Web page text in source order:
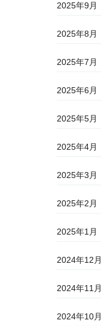
2025年9月
2025年8月
2025年7月
2025年6月
2025年5月
2025年4月
2025年3月
2025年2月
2025年1月
2024年12月
2024年11月
2024年10月